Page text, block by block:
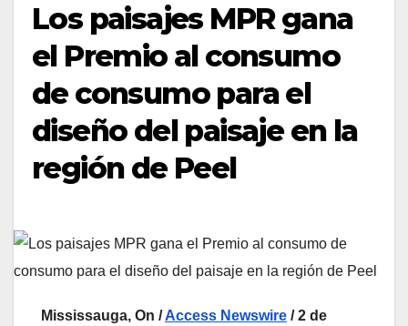
Los paisajes MPR gana
el Premio al consumo
de consumo para el
diseño del paisaje en la
región de Peel
Mississauga, On /Access Newswire / 2 de